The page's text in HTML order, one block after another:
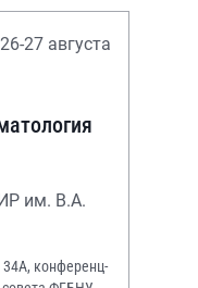
26-27 августа
им. В.А.
конференц-